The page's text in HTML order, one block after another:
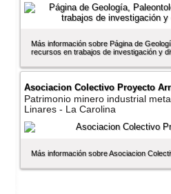
Más información sobre Página de
recursos en trabajos de investigación y
Asociacion Colectivo Proyecto
Patrimonio minero industrial
Linares - La Carolina
Más información sobre Asociacion